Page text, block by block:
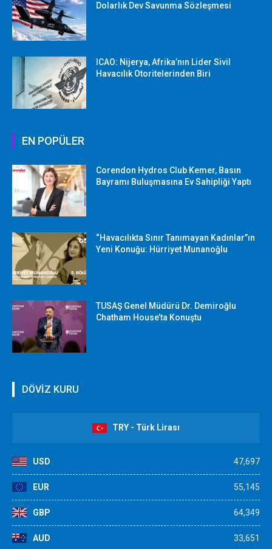
Dolarlık Dev Savunma Sözleşmesi
ICAO: Nijerya, Afrika’nın Lider Sivil
Havacılık Otoritelerinden Biri
EN POPÜLER
Corendon Hydros Club Kemer, Basın
Bayramı Buluşmasına Ev Sahipliği Yaptı
“Havacılıkta Sınır Tanımayan Kadınlar”ın
Yeni Konuğu: Hürriyet Munanoğlu
TUSAŞ Genel Müdürü Dr. Demiroğlu
Chatham House’ta Konuştu
DÖVİZ KURU
TRY - Türk Lirası
USD 47,697
EUR 55,145
GBP 64,349
AUD 33,651